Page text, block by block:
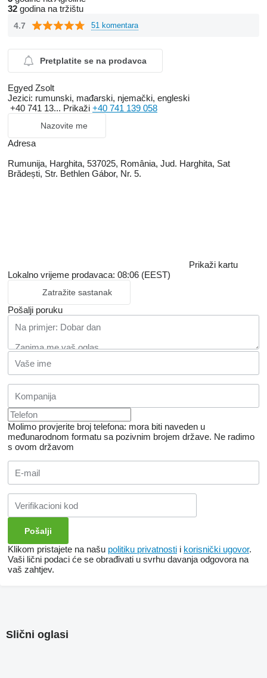
32 godina na tržištu
4.7 51 komentara
Pretplatite se na prodavca
Egyed Zsolt
Jezici: rumunski, mađarski, njemački, engleski
+40 741 13... Prikaži +40 741 139 058
Nazovite me
Adresa
Rumunija, Harghita, 537025, România, Jud. Harghita, Sat
Brădești, Str. Bethlen Gábor, Nr. 5.
Prikaži kartu
Lokalno vrijeme prodavaca: 08:06 (EEST)
Zatražite sastanak
Pošalji poruku
Molimo provjerite broj telefona: mora biti naveden u
međunarodnom formatu sa pozivnim brojem države. Ne radimo
s ovom državom
Klikom pristajete na našu politiku privatnosti i korisnički ugovor.
Vaši lični podaci će se obrađivati ​​u svrhu davanja odgovora na
vaš zahtjev.
Slični oglasi